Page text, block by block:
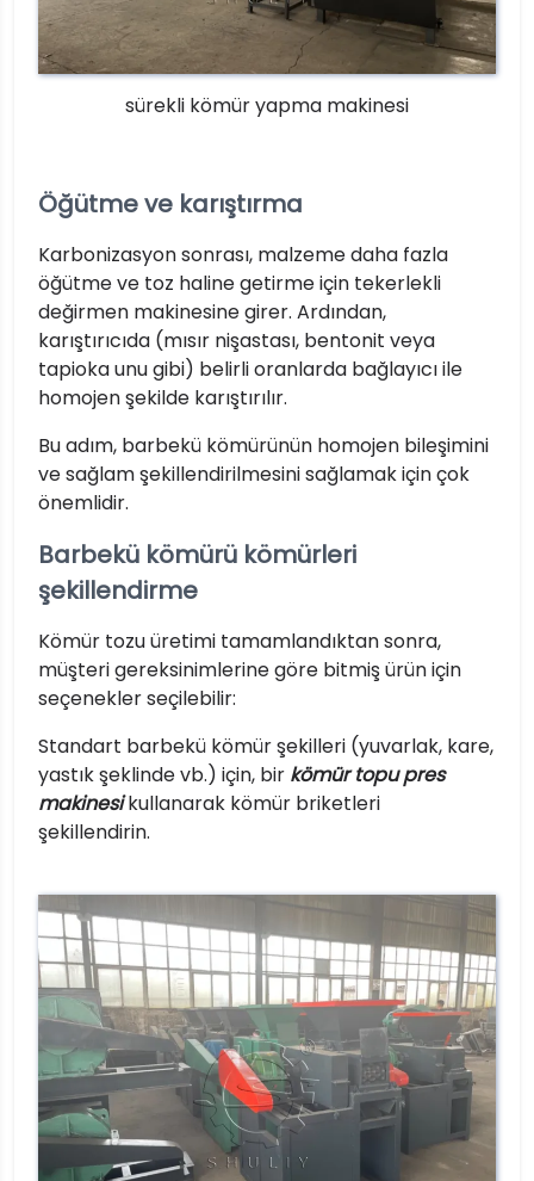
sürekli kömür yapma makinesi
Öğütme ve karıştırma
Karbonizasyon sonrası, malzeme daha fazla
öğütme ve toz haline getirme için tekerlekli
değirmen makinesine girer. Ardından,
karıştırıcıda (mısır nişastası, bentonit veya
tapioka unu gibi) belirli oranlarda bağlayıcı ile
homojen şekilde karıştırılır.
Bu adım, barbekü kömürünün homojen bileşimini
ve sağlam şekillendirilmesini sağlamak için çok
önemlidir.
Barbekü kömürü kömürleri
şekillendirme
Kömür tozu üretimi tamamlandıktan sonra,
müşteri gereksinimlerine göre bitmiş ürün için
seçenekler seçilebilir:
Standart barbekü kömür şekilleri (yuvarlak, kare,
yastık şeklinde vb.) için, bir kömür topu pres
makinesikullanarak kömür briketleri
şekillendirin.